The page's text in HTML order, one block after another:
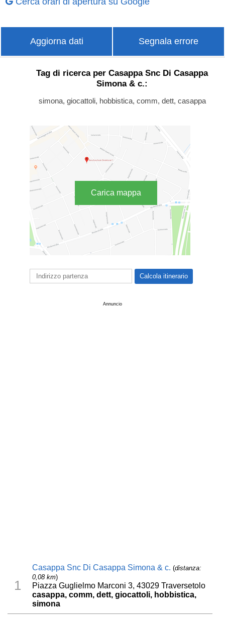
Aggiorna dati Segnala errore
Tag di ricerca per Casappa Snc Di Casappa
Simona & c.:
simona, giocattoli, hobbistica, comm, dett, casappa
Carica mappa
Annuncio
1
Casappa Snc Di Casappa Simona & c. (distanza:
0,08 km)
Piazza Guglielmo Marconi 3, 43029 Traversetolo
casappa, comm, dett, giocattoli, hobbistica,
simona